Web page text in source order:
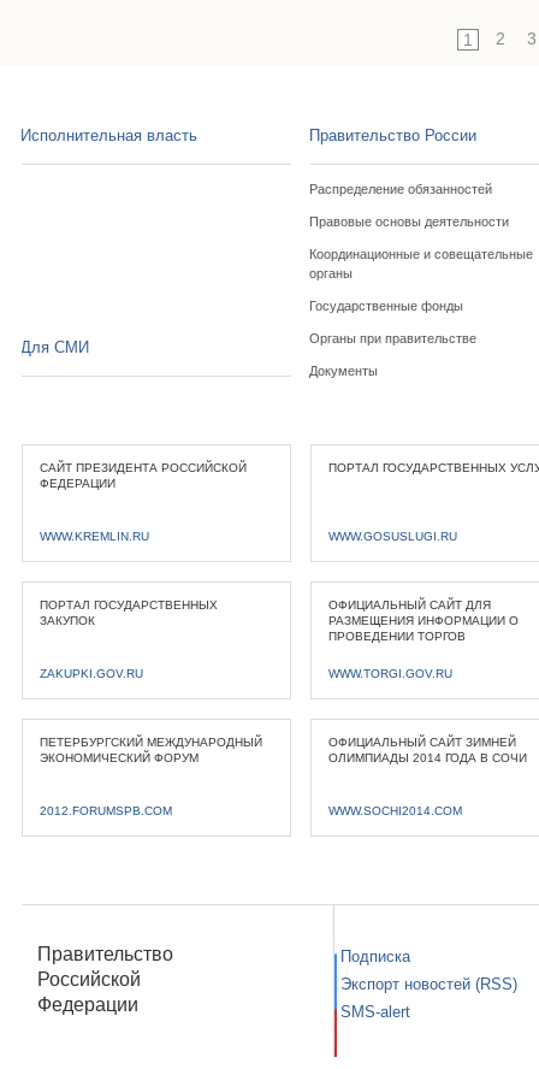
1 2 3
Исполнительная власть Правительство России
Распределение обязанностей
Правовые основы деятельности
Координационные и совещательные
органы
Государственные фонды
Органы при правительстве
Документы
Для СМИ
САЙТ ПРЕЗИДЕНТА РОССИЙСКОЙ
ФЕДЕРАЦИИ
WWW.KREMLIN.RU
ПОРТАЛ ГОСУДАРСТВЕННЫХ
WWW.GOSUSLUGI.RU
ПОРТАЛ ГОСУДАРСТВЕННЫХ
ЗАКУПОК
ZAKUPKI.GOV.RU
ОФИЦИАЛЬНЫЙ САЙТ ДЛЯ
РАЗМЕЩЕНИЯ ИНФОРМАЦИИ О
ПРОВЕДЕНИИ ТОРГОВ
WWW.TORGI.GOV.RU
ПЕТЕРБУРГСКИЙ МЕЖДУНАРОДНЫЙ
ЭКОНОМИЧЕСКИЙ ФОРУМ
2012.FORUMSPB.COM
ОФИЦИАЛЬНЫЙ САЙТ ЗИМНЕЙ
ОЛИМПИАДЫ 2014 ГОДА В СОЧИ
WWW.SOCHI2014.COM
Правительство
Российской
Федерации
Подписка
Экспорт новостей (RSS)
SMS-alert